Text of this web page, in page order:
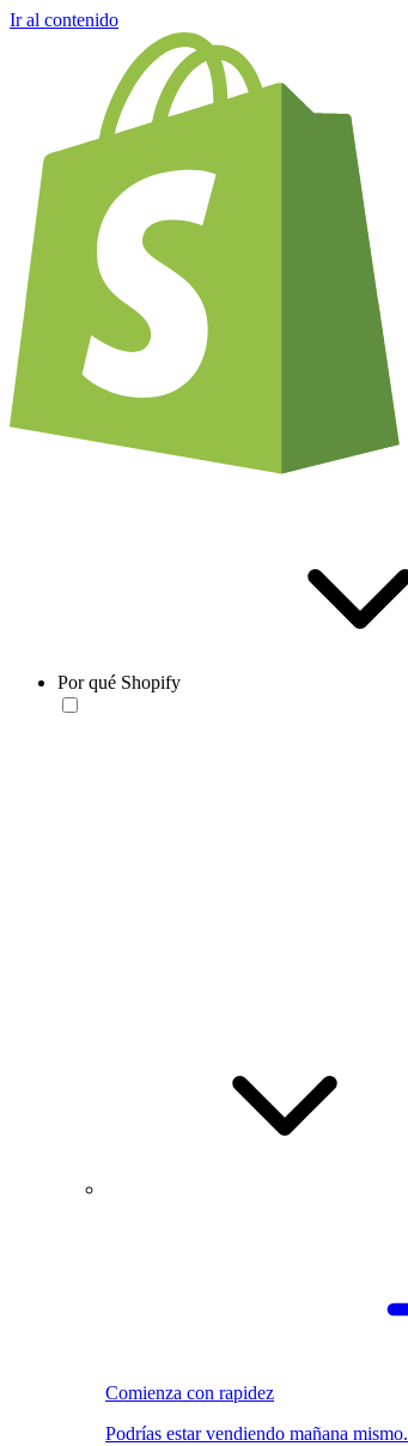
Ir al contenido
Por qué Shopify
Comienza con rapidez
Podrías estar vendiendo mañana mismo.